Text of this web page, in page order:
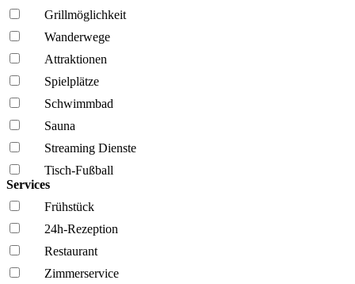
Grillmöglich­keit
Wanderwege
Attraktionen
Spielplätze
Schwimmbad
Sauna
Streaming Dienste
Tisch-Fußball
Services
Frühstück
24h-Rezeption
Restaurant
Zimmerservice